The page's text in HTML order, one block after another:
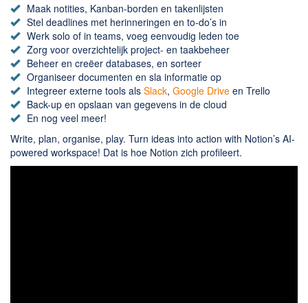
Rar en Zip (Compressie - Unzip)
Shopping
Spelletjes en Games
Webbrowsers
Maak notities, Kanban-borden en takenlijsten
Stel deadlines met herinneringen en to-do’s in
Werk solo of in teams, voeg eenvoudig leden toe
Zorg voor overzichtelijk project- en taakbeheer
Beheer en creëer databases, en sorteer
Organiseer documenten en sla informatie op
Integreer externe tools als Slack, Google Drive en Trello
Back-up en opslaan van gegevens in de cloud
En nog veel meer!
Write, plan, organise, play. Turn ideas into action with Notion’s AI-
powered workspace! Dat is hoe Notion zich profileert.